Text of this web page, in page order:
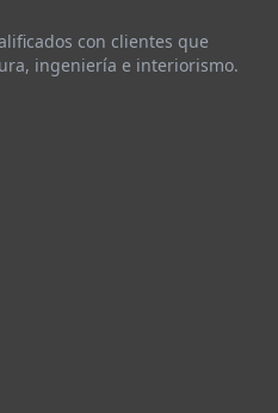
con clientes que
ingeniería e interiorismo.